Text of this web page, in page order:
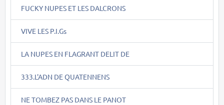
FUCKY NUPES ET LES DALCRONS
VIVE LES P.I.Gs
LA NUPES EN FLAGRANT DELIT DE
333.L'ADN DE QUATENNENS
NE TOMBEZ PAS DANS LE PANOT